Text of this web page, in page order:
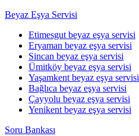
Beyaz Eşya Servisi
Etimesgut beyaz eşya servisi
Eryaman beyaz eşya servisi
Sincan beyaz eşya servisi
Ümitköy beyaz eşya servisi
Yaşamkent beyaz eşya servisi
Bağlıca beyaz eşya servisi
Çayyolu beyaz eşya servisi
Yenikent beyaz eşya servisi
Soru Bankası